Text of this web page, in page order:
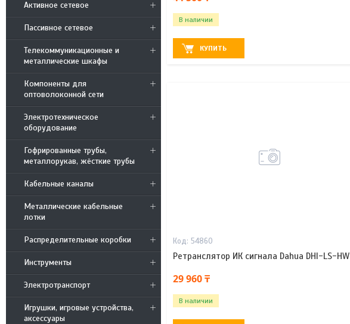
Активное сетевое
Пассивное сетевое
Телекоммуникационные и
металлические шкафы
Компоненты для
оптоволоконной сети
Электротехническое
оборудование
Гофрированные трубы,
металлорукав, жёсткие трубы
Кабельные каналы
Металлические кабельные
лотки
Распределительные коробки
Инструменты
Электротранспорт
Игрушки, игровые устройства,
аксессуары
В наличии
КУПИТЬ
54860
Ретранслятор ИК сигнала Dahua DHI-LS-HW
29 960 ₸
В наличии